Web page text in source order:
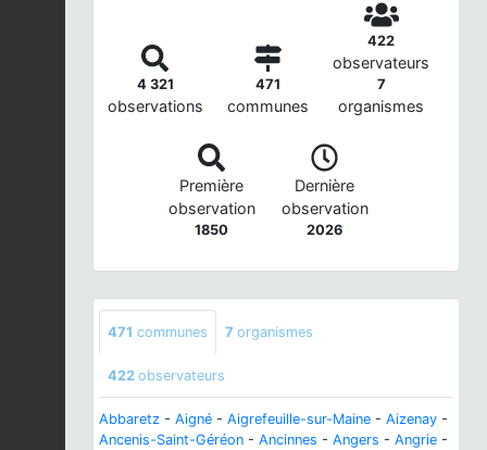
4 321
observations
471
communes
422
observateurs
7
organismes
Première
observation
1850
Dernière
observation
2026
471 communes 7 organismes
422 observateurs
Abbaretz - Aigné - Aigrefeuille-sur-Maine - Aizenay -
Ancenis-Saint-Géréon - Ancinnes - Angers - Angrie -